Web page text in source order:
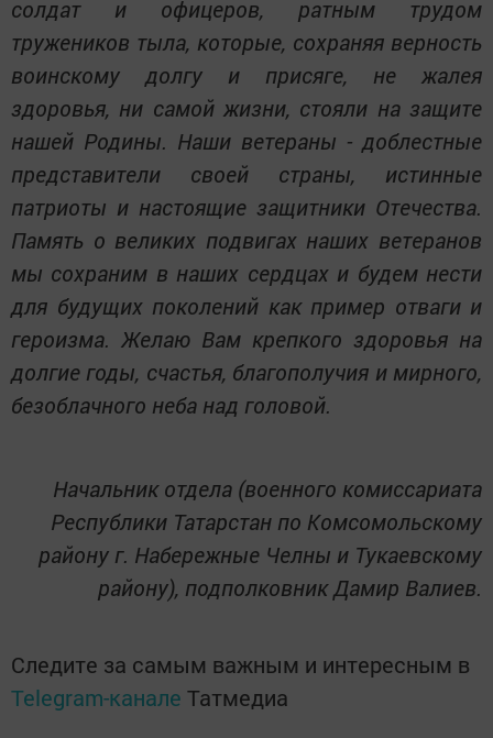
солдат и офицеров, ратным трудом
тружеников тыла, которые, сохраняя верность
воинскому долгу и присяге, не жалея
здоровья, ни самой жизни, стояли на защите
нашей Родины. Наши ветераны - доблестные
представители своей страны, истинные
патриоты и настоящие защитники Отечества.
Память о великих подвигах наших ветеранов
мы сохраним в наших сердцах и будем нести
для будущих поколений как пример отваги и
героизма. Желаю Вам крепкого здоровья на
долгие годы, счастья, благополучия и мирного,
безоблачного неба над головой.
Начальник отдела (военного комиссариата
Республики Татарстан по Комсомольскому
району г. Набережные Челны и Тукаевскому
району), подполковник Дамир Валиев.
Следите за самым важным и интересным в
Telegram-канале Татмедиа